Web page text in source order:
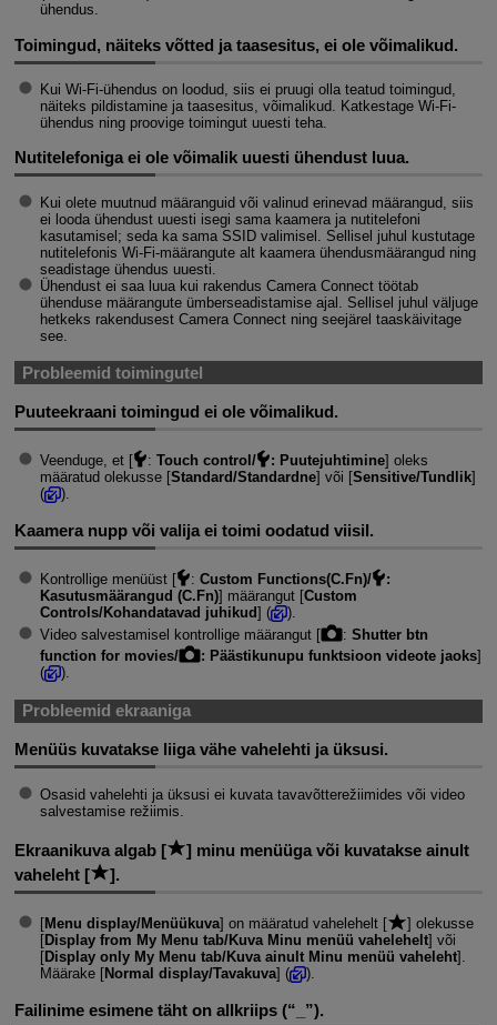
ühendus.
Toimingud, näiteks võtted ja taasesitus, ei ole võimalikud.
Kui Wi-Fi-ühendus on loodud, siis ei pruugi olla teatud toimingud,
näiteks pildistamine ja taasesitus, võimalikud. Katkestage Wi-Fi-
ühendus ning proovige toimingut uuesti teha.
Nutitelefoniga ei ole võimalik uuesti ühendust luua.
Kui olete muutnud määranguid või valinud erinevad määrangud, siis
ei looda ühendust uuesti isegi sama kaamera ja nutitelefoni
kasutamisel; seda ka sama SSID valimisel. Sellisel juhul kustutage
nutitelefonis Wi-Fi-määrangutealt kaamera ühendusmäärangud ning
seadistage ühendus uuesti.
Ühendust ei saa luua kui rakendus Camera Connect töötab
ühenduse määrangute ümberseadistamise ajal. Sellisel juhul väljuge
hetkeks rakendusest Camera Connect ning seejärel taaskäivitage
see.
Probleemid toimingutel
Puuteekraani toimingud ei ole võimalikud.
Veenduge, et [ : Touch control/ : Puutejuhtimine] oleks
määratud olekusse [Standard/Standardne] või [Sensitive/Tundlik]
(
).
Kaamera nupp või valija ei toimi oodatud viisil.
Kontrollige menüüst [ : Custom Functions(C.Fn)/
:
Kasutusmäärangud (C.Fn)] määrangut [Custom
Controls/Kohandatavad juhikud] (
).
Video salvestamisel kontrollige määrangut [
: Shutter btn
function for movies/
: Päästikunupu funktsioon videote jaoks]
(
).
Probleemid ekraaniga
Menüüs kuvatakse liiga vähe vahelehti ja üksusi.
Osasid vahelehti ja üksusi ei kuvata tavavõtterežiimides või video
salvestamise režiimis.
Ekraanikuva algab [
] minu menüüga või kuvatakse ainult
vaheleht [
].
[Menu display/Menüükuva] on määratud vahelehelt [
] olekusse
[Display from My Menu tab/Kuva Minu menüü vahelehelt] või
[Display only My Menu tab/Kuva ainult Minu menüü vaheleht].
Määrake [Normal display/Tavakuva] ( ).
Failinime esimene täht on allkriips (“_”).